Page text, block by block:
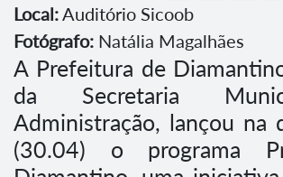
Local: Auditório Sicoob
Fotógrafo: Natália Magalhães
A Prefeitura de
da Secretaria
Administração, lançou na
(30.04) o programa